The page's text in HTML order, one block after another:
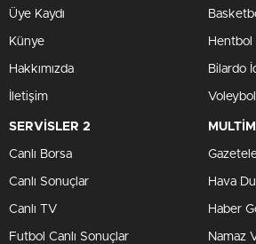
Üye Kaydı
Künye
Hakkımızda
İletişim
Hentbol
Bilardo
SERVİSLER 2
Canlı Borsa
Canlı Sonuçlar
Canlı TV
Futbol Canlı Sonuçlar
Hava
Haber
Namaz